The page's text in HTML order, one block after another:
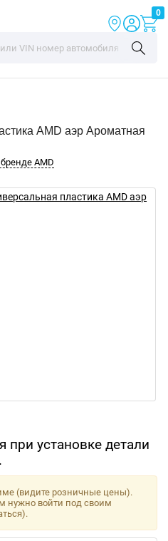
0
AMD аэр Ароматная
AMD
при установке детали
(видите розничные цены).
нужно войти под своим